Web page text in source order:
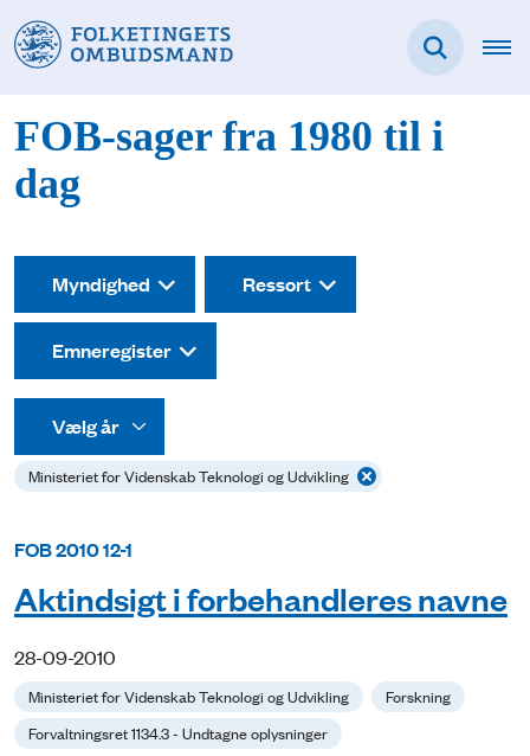
FOB-sager fra 1980 til i
dag
Myndighed Ressort
Emneregister
Ministeriet for Videnskab Teknologi og Udvikling
FOB 2010 12-1
Aktindsigt i forbehandleres navne
28-09-2010
Ministeriet for Videnskab Teknologi og Udvikling
Forskning
Forvaltningsret 1134.3 - Undtagne oplysninger